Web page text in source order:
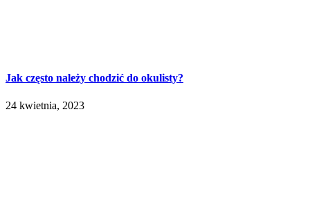
Jak często należy chodzić do okulisty?
24 kwietnia, 2023